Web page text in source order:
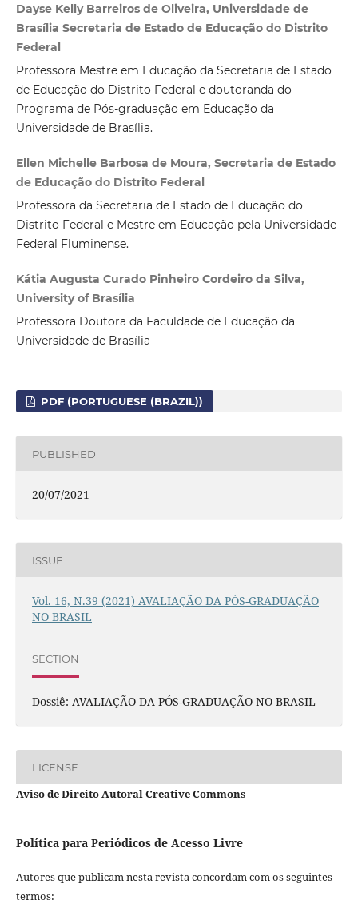
Dayse Kelly Barreiros de Oliveira, Universidade de
Brasília Secretaria de Estado de Educação do Distrito
Federal
Professora Mestre em Educação da Secretaria de Estado
de Educação do Distrito Federal e doutoranda do
Programa de Pós-graduação em Educação da
Universidade de Brasília.
Ellen Michelle Barbosa de Moura, Secretaria de Estado
de Educação do Distrito Federal
Professora da Secretaria de Estado de Educação do
Distrito Federal e Mestre em Educação pela Universidade
Federal Fluminense.
Kátia Augusta Curado Pinheiro Cordeiro da Silva,
University of Brasília
Professora Doutora da Faculdade de Educação da
Universidade de Brasília
PDF (PORTUGUESE (BRAZIL))
PUBLISHED
20/07/2021
ISSUE
Vol. 16, N.39 (2021) AVALIAÇÃO DA PÓS-GRADUAÇÃO
NO BRASIL
SECTION
Dossiê: AVALIAÇÃO DA PÓS-GRADUAÇÃO NO BRASIL
LICENSE
Aviso de Direito Autoral Creative Commons
Política para Periódicos de Acesso Livre
Autores que publicam nesta revista concordam com os seguintes
termos: